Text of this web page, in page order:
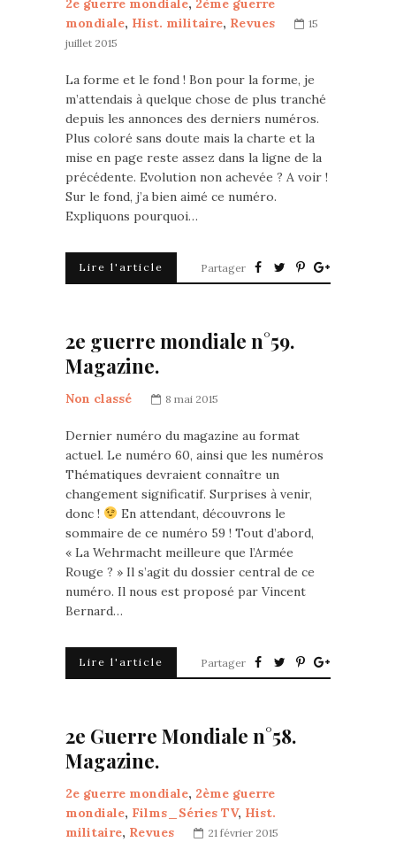
2e guerre mondiale, 2ème guerre
mondiale, Hist. militaire, Revues
15
juillet 2015
La forme et le fond ! Bon pour la forme, je
m’attendais à quelque chose de plus tranché
depuis les annonces des derniers numéros.
Plus coloré sans doute mais la charte et la
mise en page reste assez dans la ligne de la
précédente. Evolution non achevée ? A voir !
Sur le fond, j’a bien aimé ce numéro.
Expliquons pourquoi…
Lire l'article Partager
2e guerre mondiale n°59.
Magazine.
Non classé 8 mai 2015
Dernier numéro du magazine au format
actuel. Le numéro 60, ainsi que les numéros
Thématiques devraient connaître un
changement significatif. Surprises à venir,
donc !
En attendant, découvrons le
sommaire de ce numéro 59 ! Tout d’abord,
« La Wehrmacht meilleure que l’Armée
Rouge ? » Il s’agit du dossier central de ce
numéro. Il nous est proposé par Vincent
Bernard…
Lire l'article Partager
2e Guerre Mondiale n°58.
Magazine.
2e guerre mondiale, 2ème guerre
mondiale, Films_Séries TV, Hist.
militaire, Revues 21 février 2015